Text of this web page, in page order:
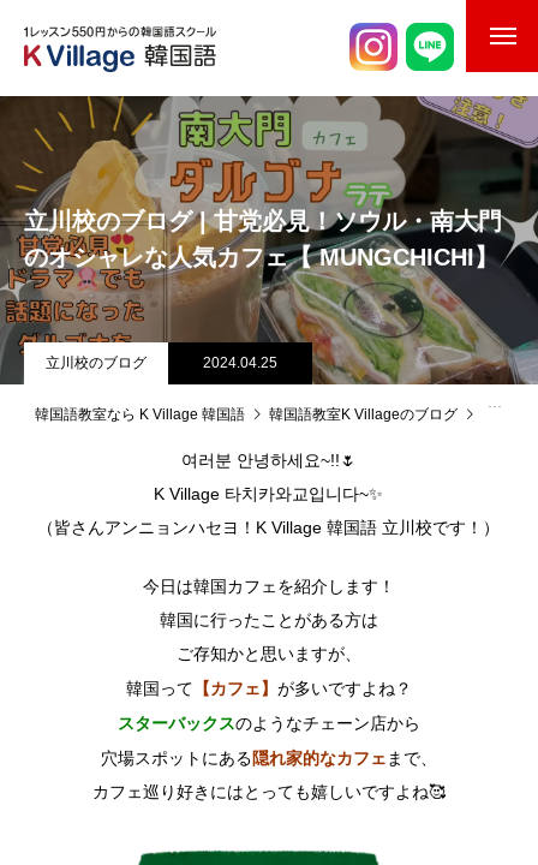
校舎案内
ご入校までの流れ
韓国語講師紹介
スケジュール
K Village韓国留学
立川校のブログ | 甘党必見！ソウル・南大門
のオシャレな人気カフェ【 MUNGCHICHI】
立川校のブログ 2024.04.25
韓国語教室なら K Village 韓国語 韓国語教室K Villageのブログ
여러분 안녕하세요~!!🌷
K Village 타치카와교입니다~✨
（皆さんアンニョンハセヨ！K Village 韓国語 立川校です！）
今日は韓国カフェを紹介します！
韓国に行ったことがある方は
ご存知かと思いますが、
韓国って 【カフェ】 が多いですよね？
スターバックスのようなチェーン店から
穴場スポットにある 隠れ家的なカフェ まで、
カフェ巡り好きにはとっても嬉しいですよね🥰